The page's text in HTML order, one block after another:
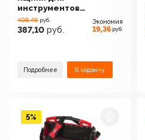
инструментов
Milwaukee PackOut
Toolbox
406.46 руб.
387,10 руб.
Экономия
19,36 руб.
Подробнее В корзину
5%